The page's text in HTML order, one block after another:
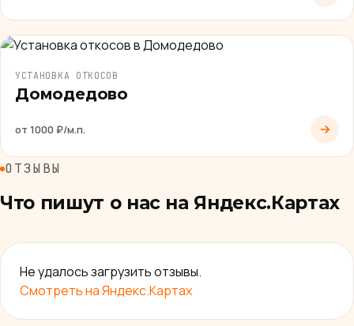
УСТАНОВКА ОТКОСОВ
Домодедово
от 1000 ₽/м.п.
ОТЗЫВЫ
Что пишут о нас на Яндекс.Картах
Не удалось загрузить отзывы.
Смотреть на Яндекс.Картах